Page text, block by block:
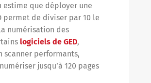
estime que déployer une
permet de diviser par 10 le
numérisation des
logiciels de GED,
scanner performants,
jusqu’à 120 pages